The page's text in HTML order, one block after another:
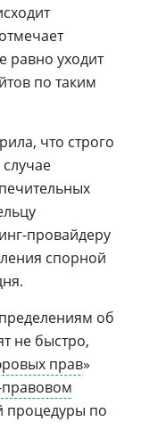
равно уходит
по таким
что строго
провайдеру
спорной
об
не быстро,
прав»
процедуры по